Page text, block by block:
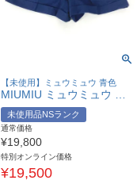
【未使用】ミュウミュウ 青色
MIUMIU ミュウミュウ MP676 アパレル ボトムス ハーフパンツ ショートパンツ ウール /エラスタン レディース ブルー 未使用 【中古】
未使用品NSランク
通常価格
¥19,800
特別オンライン価格
¥19,500